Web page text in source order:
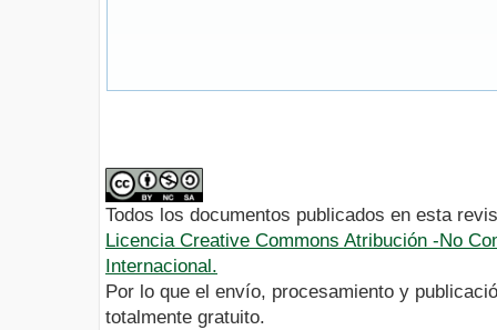
Todos los documentos publicados en esta
Licencia Creative Commons Atribución -No
Internacional.
Por lo que el envío, procesamiento y
totalmente gratuito.